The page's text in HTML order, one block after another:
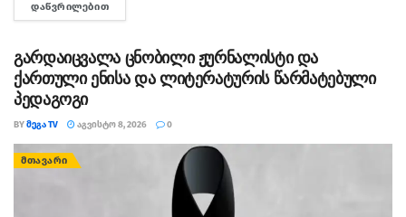
საუბრობს. „ბაზარი ითხოვს, რომ ქათამი იყოს...
ᲓᲐᲬᲕᲠᲘᲚᲔᲑᲘᲗ
გარდაიცვალა ცნობილი ჟურნალისტი და
ქართული ენისა და ლიტერატურის წარმატებული
პედაგოგი
BYᲛᲔᲒᲐ TV ᲐᲒᲕᲘᲡᲢᲝ 8, 2026 0
ᲛᲗᲐᲕᲐᲠᲘ